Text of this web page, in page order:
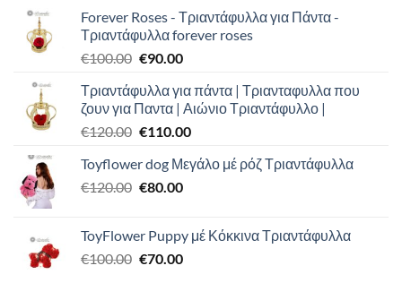
Forever Roses - Τριαντάφυλλα για Πάντα -
Τριαντάφυλλα forever roses
€100.00 Original
was:
€100.00.
€90.00Η
τιμή
είναι:
€90.00.
Τριαντάφυλλα για πάντα | Τριανταφυλλα που
ζουν για Παντα | Αιώνιο Τριαντάφυλλο |
€120.00 Original
was:
€120.00.
€110.00Η
τιμή
Toyflower dog Μεγάλο μέ ρόζ Τριαντάφυλλα
€120.00 Original
€120.00.
€80.00Η
είναι:
€80.00.
ToyFlower Puppy μέ Κόκκινα Τριαντάφυλλα
€100.00 Original
€70.00Η